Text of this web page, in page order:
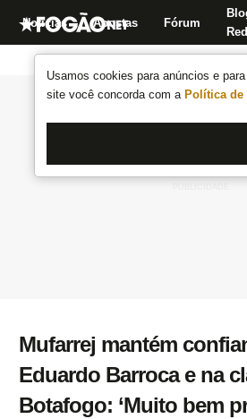
Usamos cookies para anúncios e
site você concorda com a Política de
Notícias Apostas Fórum
Mufarrej mantém
Eduardo Barroca e na
Botafogo: ‘Muito bem